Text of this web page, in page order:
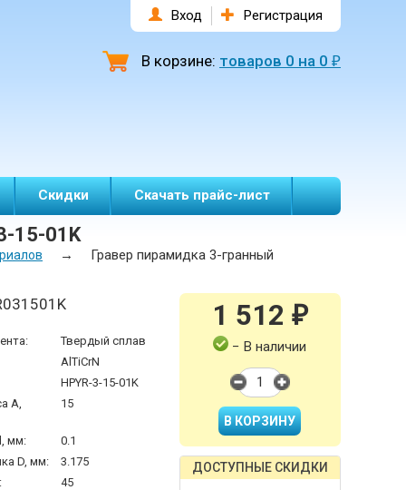
Вход Регистрация
В корзине: товаров 0 на 0 ₽
Скидки Скачать прайс-лист
15-01K
→
Гравер пирамидка 3-гранный
Твердый сплав
AlTiCrN
HPYR-3-15-01K
А,
15
мм:
0.1
D, мм:
3.175
45
1 512 ₽
− В наличии
ДОСТУПНЫЕ СКИДКИ